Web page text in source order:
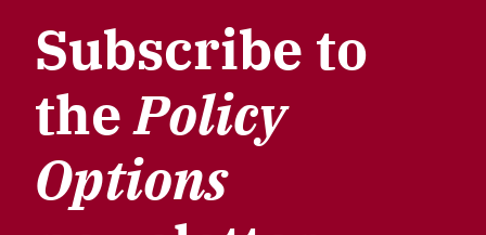
Subscribe to
thePolicy
Options